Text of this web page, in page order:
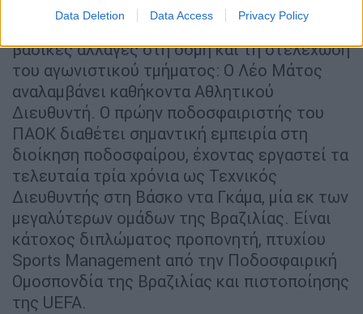
Data Deletion Data Access Privacy Policy
Στο πλαίσιο αυτό, ανακοινώνονται σήμερα,
βασικές αλλαγές στη δομή και τη στελέχωση
του αγωνιστικού τμήματος: Ο Λέο Μάτος
αναλαμβάνει καθήκοντα Αθλητικού
Διευθυντή. Ο πρώην ποδοσφαιριστής του
ΠΑΟΚ διαθέτει σημαντική εμπειρία στη
διοίκηση ποδοσφαίρου, έχοντας εργαστεί τα
τελευταία τρία χρόνια ως Τεχνικός
Διευθυντής στη Βάσκο ντα Γκάμα, μία εκ των
μεγαλύτερων ομάδων της Βραζιλίας. Είναι
κάτοχος διπλώματος προπονητή, πτυχίου
Sports Management από την Ποδοσφαιρική
Ομοσπονδία της Βραζιλίας και πιστοποίησης
της UEFA.